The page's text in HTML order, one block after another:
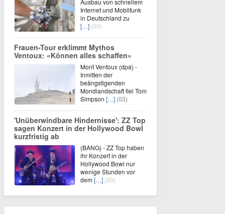
Ausbau von schnellem
Internet und Mobilfunk
in Deutschland zu
[…] (00)
Frauen-Tour erklimmt Mythos
Ventoux: «Können alles schaffen»
Mont Ventoux (dpa) -
Inmitten der
beängstigenden
Mondlandschaft fiel Tom
Simpson […] (03)
'Unüberwindbare Hindernisse': ZZ Top
sagen Konzert in der Hollywood Bowl
kurzfristig ab
(BANG) - ZZ Top haben
ihr Konzert in der
Hollywood Bowl nur
wenige Stunden vor
dem[…] (00)